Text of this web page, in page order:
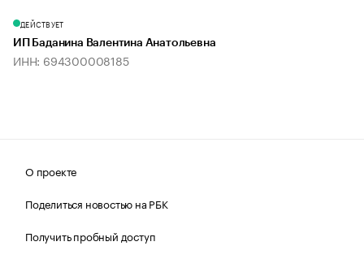
ДЕЙСТВУЕТ
ИП Баданина Валентина Анатольевна
ИНН: 694300008185
О проекте
Поделиться новостью на РБК
Получить пробный доступ